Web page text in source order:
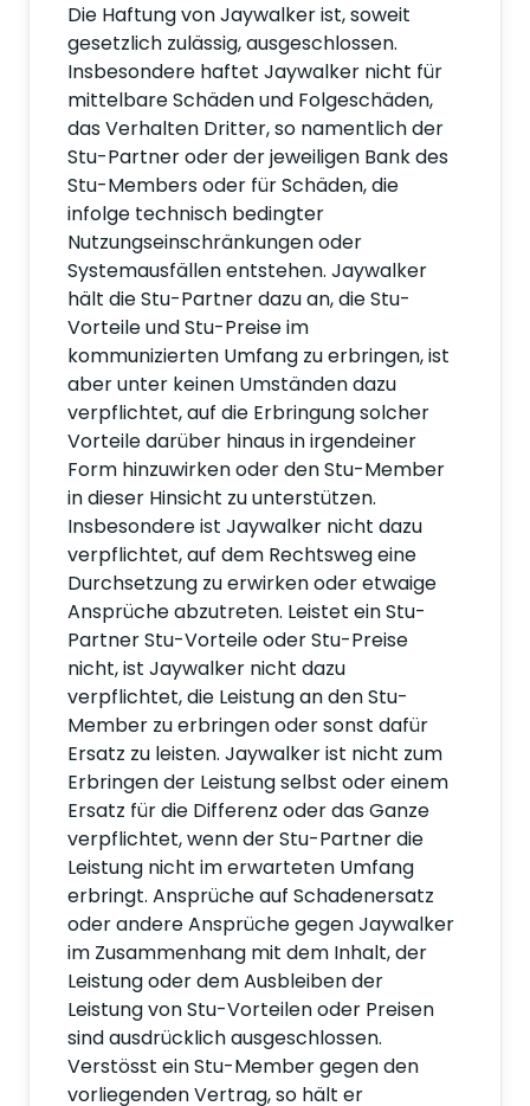
Die Haftung von Jaywalker ist, soweit
gesetzlich zulässig, ausgeschlossen.
Insbesondere haftet Jaywalker nicht für
mittelbare Schäden und Folgeschäden,
das Verhalten Dritter, so namentlich der
Stu-Partner oder der jeweiligen Bank des
Stu-Members oder für Schäden, die
infolge technisch bedingter
Nutzungseinschränkungen oder
Systemausfällen entstehen. Jaywalker
hält die Stu-Partner dazu an, die Stu-
Vorteile und Stu-Preise im
kommunizierten Umfang zu erbringen, ist
aber unter keinen Umständen dazu
verpflichtet, auf die Erbringung solcher
Vorteile darüber hinaus in irgendeiner
Form hinzuwirken oder den Stu-Member
in dieser Hinsicht zu unterstützen.
Insbesondere ist Jaywalker nicht dazu
verpflichtet, auf dem Rechtsweg eine
Durchsetzung zu erwirken oder etwaige
Ansprüche abzutreten. Leistet ein Stu-
Partner Stu-Vorteile oder Stu-Preise
nicht, ist Jaywalker nicht dazu
verpflichtet, die Leistung an den Stu-
Member zu erbringen oder sonst dafür
Ersatz zu leisten. Jaywalker ist nicht zum
Erbringen der Leistung selbst oder einem
Ersatz für die Differenz oder das Ganze
verpflichtet, wenn der Stu-Partner die
Leistung nicht im erwarteten Umfang
erbringt. Ansprüche auf Schadenersatz
oder andere Ansprüche gegen Jaywalker
im Zusammenhang mit dem Inhalt, der
Leistung oder dem Ausbleiben der
Leistung von Stu-Vorteilen oder Preisen
sind ausdrücklich ausgeschlossen.
Verstösst ein Stu-Member gegen den
vorliegenden Vertrag, so hält er